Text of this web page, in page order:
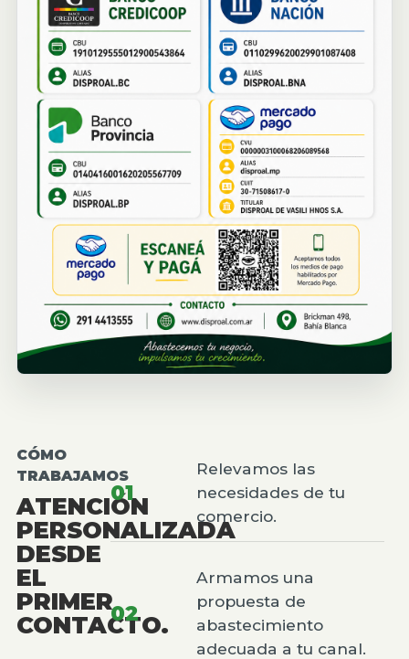
CÓMO
TRABAJAMOS
ATENCIÓN
PERSONALIZADA
DESDE
EL
PRIMER
CONTACTO.
01
Relevamos las
necesidades de tu
comercio.
02
Armamos una
propuesta de
abastecimiento
adecuada a tu canal.